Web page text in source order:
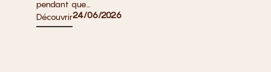
pendant que...
Découvrir24/06/2026